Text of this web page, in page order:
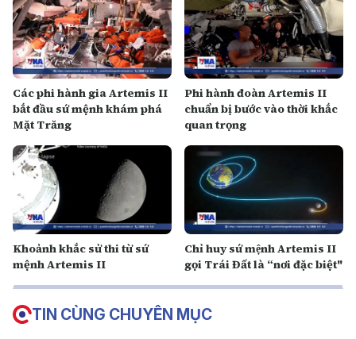
Các phi hành gia Artemis II
bắt đầu sứ mệnh khám phá
Mặt Trăng
Phi hành đoàn Artemis II
chuẩn bị bước vào thời khắc
quan trọng
Khoảnh khắc sử thi từ sứ
mệnh Artemis II
Chỉ huy sứ mệnh Artemis II
gọi Trái Đất là “nơi đặc biệt"
TIN CÙNG CHUYÊN MỤC